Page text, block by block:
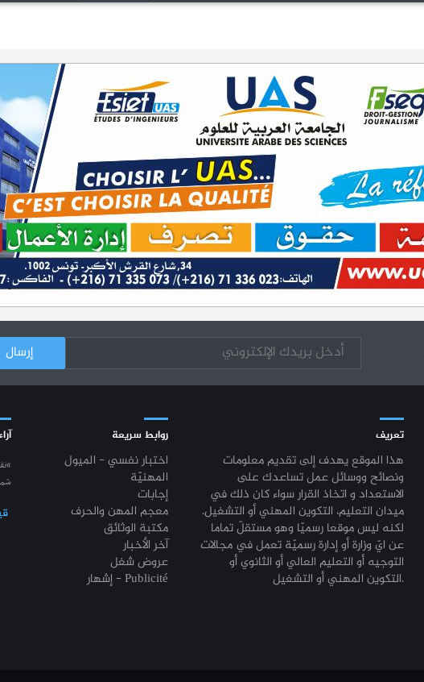
تعريف
هذا الموقع يهدف إلى تقديم معلومات
ونصائح ووسائل عمل تساعدك على
الاستعداد و اتخاذ القرار سواء كان ذلك في
ميدان التعليم، التكوين المهني أو التشغيل.
لكنه ليس موقعا رسميّا وهو مستقلّ تماما
عن ايّ وزارة أو إدارة رسميّة تعمل في مجالات
التوجيه أو التعليم العالي أو الثانوي أو
التكوين المهني أو التشغيل.
روابط سريعة
اختبار نفسي - الميول
المهنيّة
إجابات
معجم المهن والحرف
مكتبة الوثائق
آخر الأخبار
عروض شغل
إشهار - Publicité